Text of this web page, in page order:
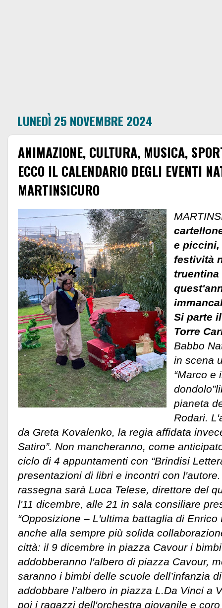
LUNEDÌ 25 NOVEMBRE 2024
ANIMAZIONE, CULTURA, MUSICA,
ECCO IL CALENDARIO DEGLI EVENTI
MARTINSICURO
e piccini,
festività
truentina
Si parte
Torre
Babbo
in scena
“Marco e
pianeta
Rodari.
da Greta Kovalenko, la regia affidata
Satiro”. Non mancheranno, come
ciclo di 4 appuntamenti con “Brindisi
presentazioni di libri e incontri con l'autore.
rassegna sarà Luca Telese, direttore del
l'11 dicembre, alle 21 in sala consiliare
“Opposizione – L'ultima battaglia di Enrico
anche alla sempre più solida
città: il 9 dicembre in piazza Cavour i
addobberanno l'albero di piazza Cavour,
saranno i bimbi delle scuole dell’infanzia
addobbare l’albero in piazza L.Da Vinci a
poi i ragazzi dell'orchestra giovanile e